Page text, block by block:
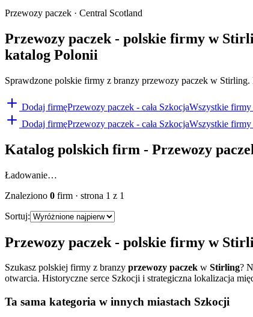
Przewozy paczek · Central Scotland
Przewozy paczek - polskie firmy w
katalog Polonii
Sprawdzone polskie firmy z branzy przewozy paczek w
Dodaj firmęPrzewozy paczek - cała SzkocjaWszystkie
Dodaj firmęPrzewozy paczek - cała SzkocjaWszystkie
Katalog polskich firm - Przewozy
Ładowanie…
Znaleziono 0 firm · strona 1 z 1
Sortuj:
Przewozy paczek - polskie firmy w
Szukasz polskiej firmy z branzy przewozy paczek w Stirling?
otwarcia. Historyczne serce Szkocji i strategiczna lokalizacja
Ta sama kategoria w innych miastach Szkocji